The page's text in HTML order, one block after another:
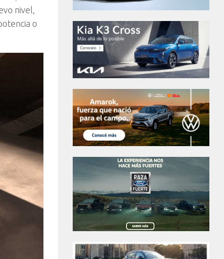
nivel,
o